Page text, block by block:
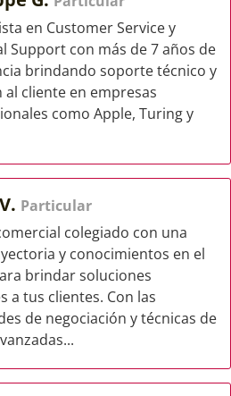
en Customer Service y
Support con más de 7 años de
brindando soporte técnico y
al cliente en empresas
como Apple, Turing y
Particular
colegiado con una
y conocimientos en el
brindar soluciones
a tus clientes. Con las
de negociación y técnicas de